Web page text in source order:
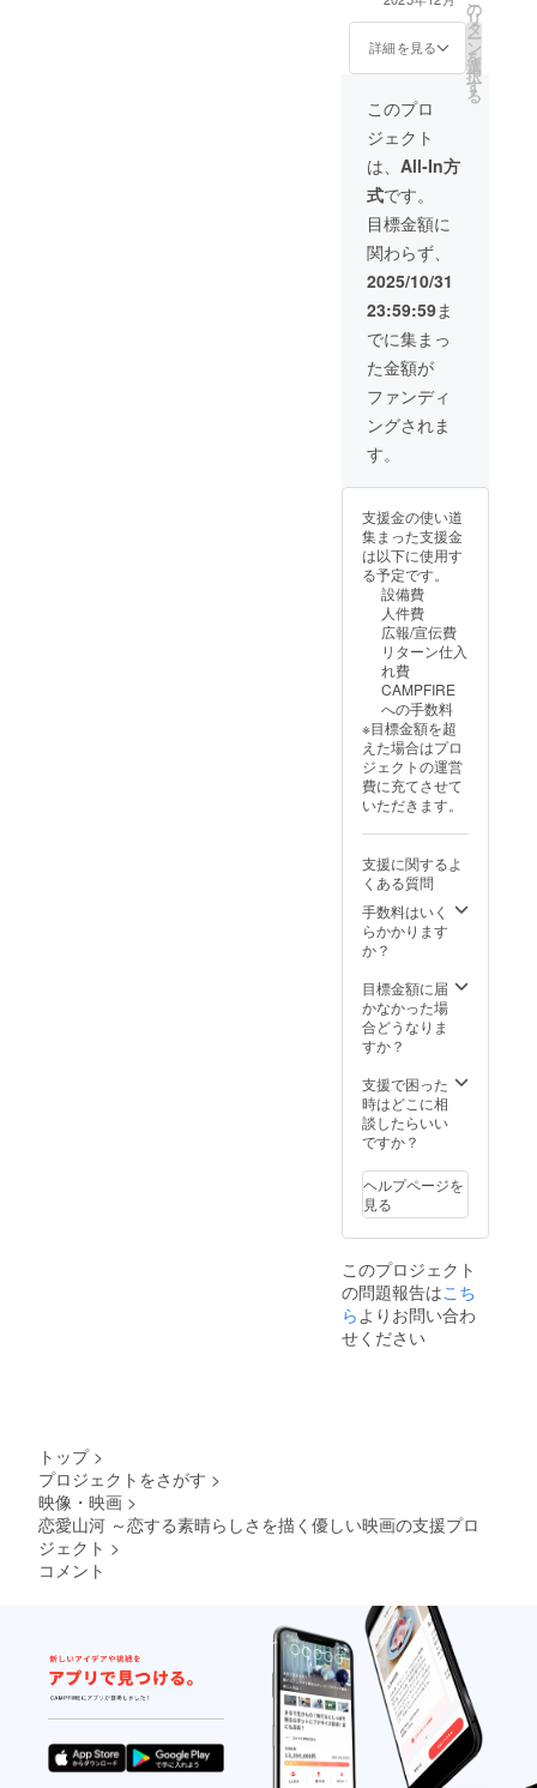
愛山河特製ブロ
マイド＋手書き
の手紙＋クラ
ファン限定 別冊
影日誌） ● ウク
レレ高円寺プラ
ン サイン入りウ
クレレ高円寺恋
愛山河特製ブロ
マイド＋お礼の
手書き手紙＋ウ
クレレ高円寺自
作の詩。便箋大
●じゅんじゅんプ
じゅんじゅん恋
愛山河特製ブロ
マイド＋お礼の
手書きの手紙＋
自筆イラスト葉
書大 +ここでし
か手に入らない
映画の名シーン
の写真数枚+映画
のエンドクレ
ジットへのお名
前の掲載 掲載期
間：2025年12月
の公開から10年
間掲載、事業が
存続する限り掲
載 掲載方法：
文字のみ、掲載
サイズはキャス
トと同じ大きさ
・注意事項：支
援時、必ず備考
欄に掲載を希望
されるお名前を
ご記入ください
を希望されるお
名前をご記入く
ださい +恋愛山
河特製ステッ
カー名刺サイズ
カラー＋恋愛山
河クリアファイ
ルA4両面カラー
＋主演俳優と監
督から手書きの
お礼の手紙＋出
演者全員のサイ
ン入り色紙
入らない映画の
名シーンの写真
+映画のエンドク
期間：2025年12
月の公開から10
年間掲載、事業
が存続する限り
掲載 ・掲載方
法：文字のみ、
掲載サイズは
キャストと同じ
大きさ ・注意事
項：支援時、必
を希望されるお
名前をご記入く
ださい +恋愛山
河特製ステッ
カー名刺サイズ
カラー ＋恋愛山
河クリアファイ
ルA4サイズカ
ラー裏表印刷＋
主演俳優と監督
から手書きのお
礼の手紙＋出演
者全員のサイン
入り色紙＋恋愛
山河撮影で使用
したさそり監督
の絵コンテ＋他
で見れない特別
動画収録時間
約5分WEBで特
別に鑑賞出来ま
す。提供方法：
メールにURLを
記載します。
詳細を見る
の
リ
タ
ー
ン
を
選
択
す
る
このプロ
ジェクト
は、 All-In方
式です。
目標金額に
関わらず、
2025/10/31
23:59:59ま
でに集まっ
た金額が
ファンディ
ングされま
す。
支援金の使い道
集まった支援金
は以下に使用す
る予定です。
設備費
人件費
広報/宣伝費
リターン仕入
れ費
CAMPFIRE
への手数料
※目標金額を超
えた場合はプロ
ジェクトの運営
費に充てさせて
いただきます。
支援に関するよ
くある質問
手数料はいく
らかかります
か？
目標金額に届
かなかった場
合どうなりま
すか？
支援で困った
時はどこに相
談したらいい
ですか？
ヘルプページを
見る
このプロジェクト
の問題報告はこち
ら よりお問い合わ
せください
トップ >
プロジェクトをさがす >
映像・映画 >
恋愛山河 ～恋する素晴らしさを描く優しい映画の支援プロ
ジェクト >
コメント